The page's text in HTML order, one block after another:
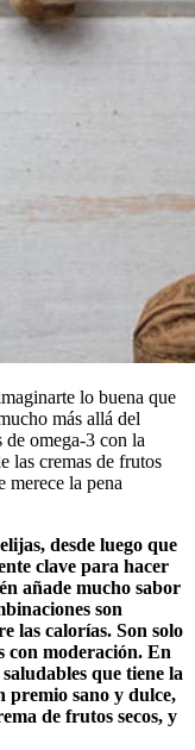
lo buena que
más allá del
de omega-3 con la
las cremas de frutos
merece la pena
desde luego que
clave para hacer
añade mucho sabor
son
las calorías. Son solo
con moderación. En
que tiene la
premio sano y dulce,
de frutos secos, y